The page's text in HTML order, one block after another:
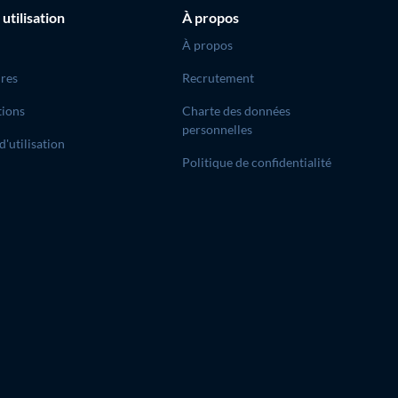
utilisation À propos
À propos
Recrutement
Charte des données
personnelles
Politique de confidentialité